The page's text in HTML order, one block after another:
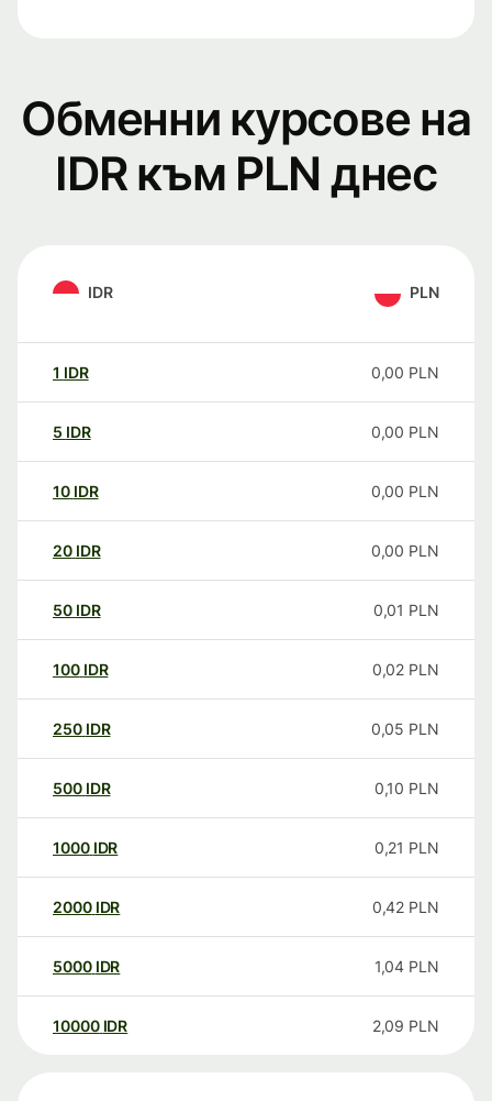
Обменни курсове на
IDR към PLN днес
IDR PLN
1 IDR 0,00 PLN
5 IDR 0,00 PLN
10 IDR 0,00 PLN
20 IDR 0,00 PLN
50 IDR 0,01 PLN
100 IDR 0,02 PLN
250 IDR 0,05 PLN
500 IDR 0,10 PLN
1000 IDR 0,21 PLN
2000 IDR 0,42 PLN
5000 IDR 1,04 PLN
10000 IDR 2,09 PLN